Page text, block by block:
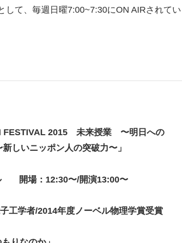
て、毎週日曜7:00~7:30にON AIRされてい
FESTIVAL 2015 未来授業 〜明日への
しいニッポン人の突破力〜」
開場：12:30〜/開演13:00〜
学者/2014年度ノーベル物理学賞受賞